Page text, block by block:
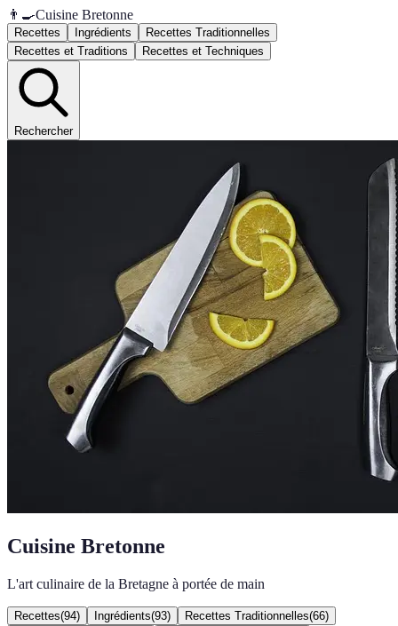
👨‍🍳Cuisine Bretonne
Recettes Ingrédients
Recettes Traditionnelles
Recettes et Traditions
Recettes et Techniques
Rechercher
Cuisine Bretonne
L'art culinaire de la Bretagne à portée de main
Recettes(94) Ingrédients(93) Recettes Traditionnelles(66)